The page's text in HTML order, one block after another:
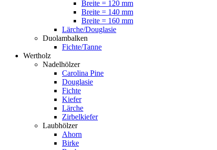
Breite = 120 mm
Breite = 140 mm
Breite = 160 mm
Lärche/Douglasie
Duolambalken
Fichte/Tanne
Wertholz
Nadelhölzer
Carolina Pine
Douglasie
Fichte
Kiefer
Lärche
Zirbelkiefer
Laubhölzer
Ahorn
Birke